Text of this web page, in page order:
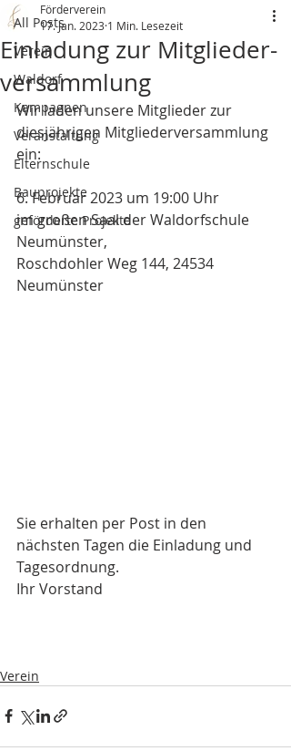
All Posts
Verein
Waldorf
Kampagnen
Veranstaltung
Elternschule
Bauprojekte
geförderte Projekte
Einladung zur Mitglieder-
versammlung
Förderverein
17. Jan. 2023 1 Min. Lesezeit
Wir laden unsere Mitglieder zur
diesjährigen Mitgliederversammlung
ein:
6. Februar 2023 um 19:00 Uhr
im großen Saal der Waldorfschule
Neumünster,
Roschdohler Weg 144, 24534
Neumünster
Sie erhalten per Post in den
nächsten Tagen die Einladung und
Tagesordnung.
Ihr Vorstand
Verein